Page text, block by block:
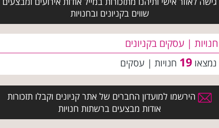
שווים בקניונים ובחנויות
חנויות | עסקים בקניונים
נמצאו 19 חנויות | עסקים
הירשמו למועדון החברים של אתר קניונים וקבלו תזכורות
אודות מבצעים ברשתות חנויות